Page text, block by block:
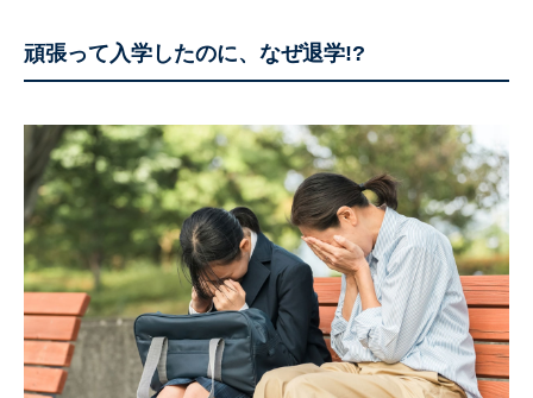
頑張って入学したのに、なぜ退学!?